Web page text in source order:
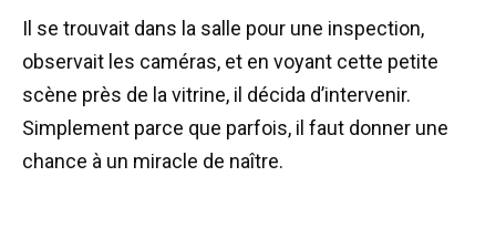
Il se trouvait dans la salle pour une inspection,
observait les caméras, et en voyant cette petite
scène près de la vitrine, il décida d’intervenir.
Simplement parce que parfois, il faut donner une
chance à un miracle de naître.